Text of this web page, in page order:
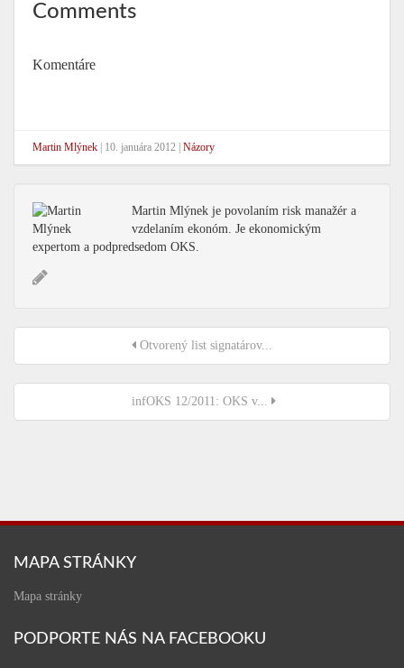
Comments
Komentáre
Martin Mlýnek 10. januára 2012 Názory
Martin Mlýnek je povolaním risk manažér a
vzdelaním ekonóm. Je ekonomickým
expertom a podpredsedom OKS.
Otvorený list signatárov...
infOKS 12/2011: OKS v...
MAPA STRÁNKY
Mapa stránky
PODPORTE NÁS NA FACEBOOKU